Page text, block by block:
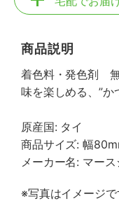
商品説明
着色料・発色剤
味を楽しめる、”か
原産国: タイ
商品サイズ: 幅
メーカー名: マー
※写真はイメージ